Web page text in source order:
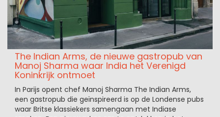
The Indian Arms, de nieuwe gastropub van
Manoj Sharma waar India het Verenigd
Koninkrijk ontmoet
In Parijs opent chef Manoj Sharma The Indian Arms,
een gastropub die geïnspireerd is op de Londense pubs
waar Britse klassiekers samengaan met Indiase